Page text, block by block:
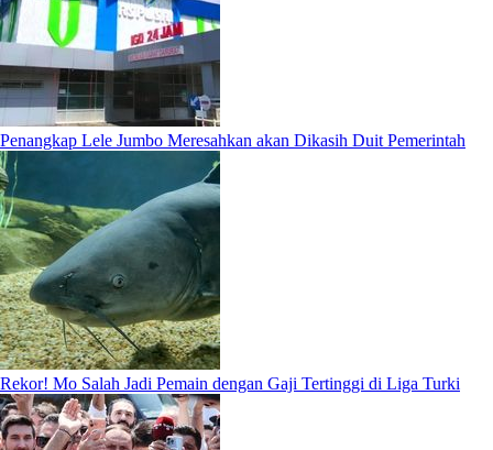
Penangkap Lele Jumbo Meresahkan akan Dikasih Duit Pemerintah
Rekor! Mo Salah Jadi Pemain dengan Gaji Tertinggi di Liga Turki